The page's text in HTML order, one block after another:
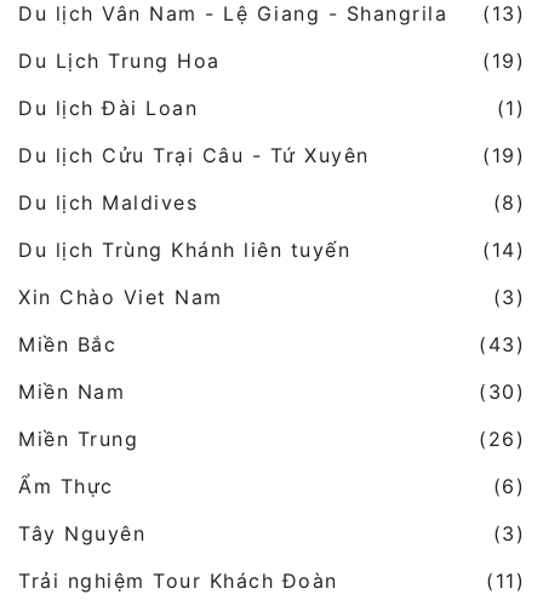
Du lịch Vân Nam - Lệ Giang - Shangrila
(13)
Du Lịch Trung Hoa
(19)
Du lịch Đài Loan
(1)
Du lịch Cửu Trại Câu - Tứ Xuyên
(19)
Du lịch Maldives
(8)
Du lịch Trùng Khánh liên tuyến
(14)
Xin Chào Viet Nam
(3)
Miền Bắc
(43)
Miền Nam
(30)
Miền Trung
(26)
Ẩm Thực
(6)
Tây Nguyên
(3)
Trải nghiệm Tour Khách Đoàn
(11)